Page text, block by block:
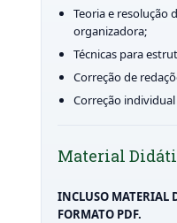
Teoria e resolução
organizadora;
Técnicas para
Correção de
Correção
Material
INCLUSO MATERIAL
FORMATO PDF.